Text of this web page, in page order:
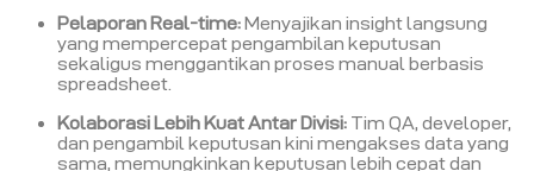
Pelaporan Real-time: Menyajikan insight langsung
yang mempercepat pengambilan keputusan
sekaligus menggantikan proses manual berbasis
spreadsheet.
Kolaborasi Lebih Kuat Antar Divisi: Tim QA, developer,
dan pengambil keputusan kini mengakses data yang
sama, memungkinkan keputusan lebih cepat dan